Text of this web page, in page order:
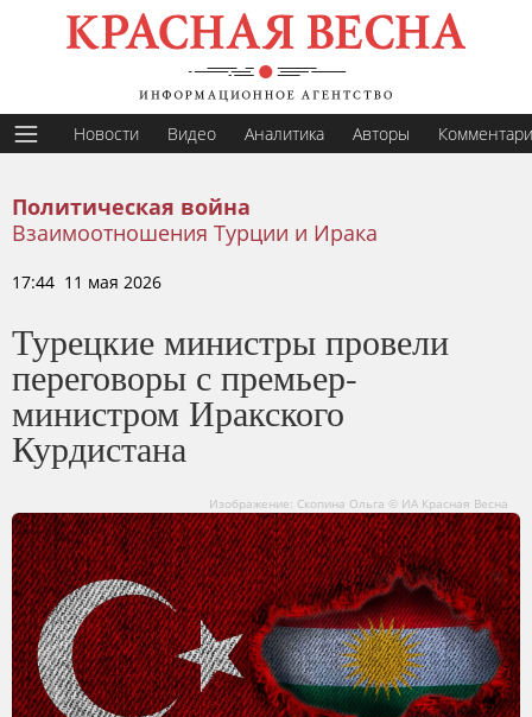
Новости Видео Аналитика Авторы
Политическая война
Взаимоотношения Турции и Ирака
17:44 11 мая 2026
Турецкие министры провели
переговоры с премьер-
министром Иракского
Курдистана
Изображение: Скопина Ольга © ИА Красная Весна